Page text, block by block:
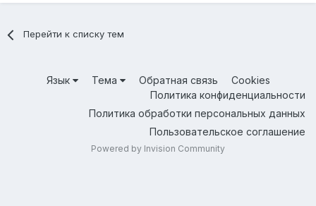
Перейти к списку тем
Язык Тема Обратная связь
Cookies
Политика конфиденциальности
Политика обработки персональных данных
Пользовательское соглашение
Powered by Invision Community